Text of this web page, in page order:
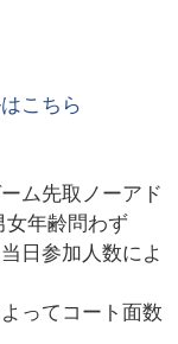
こちら
ム先取ノーアド
女年齢問わず
日参加人数によ
ってコート面数